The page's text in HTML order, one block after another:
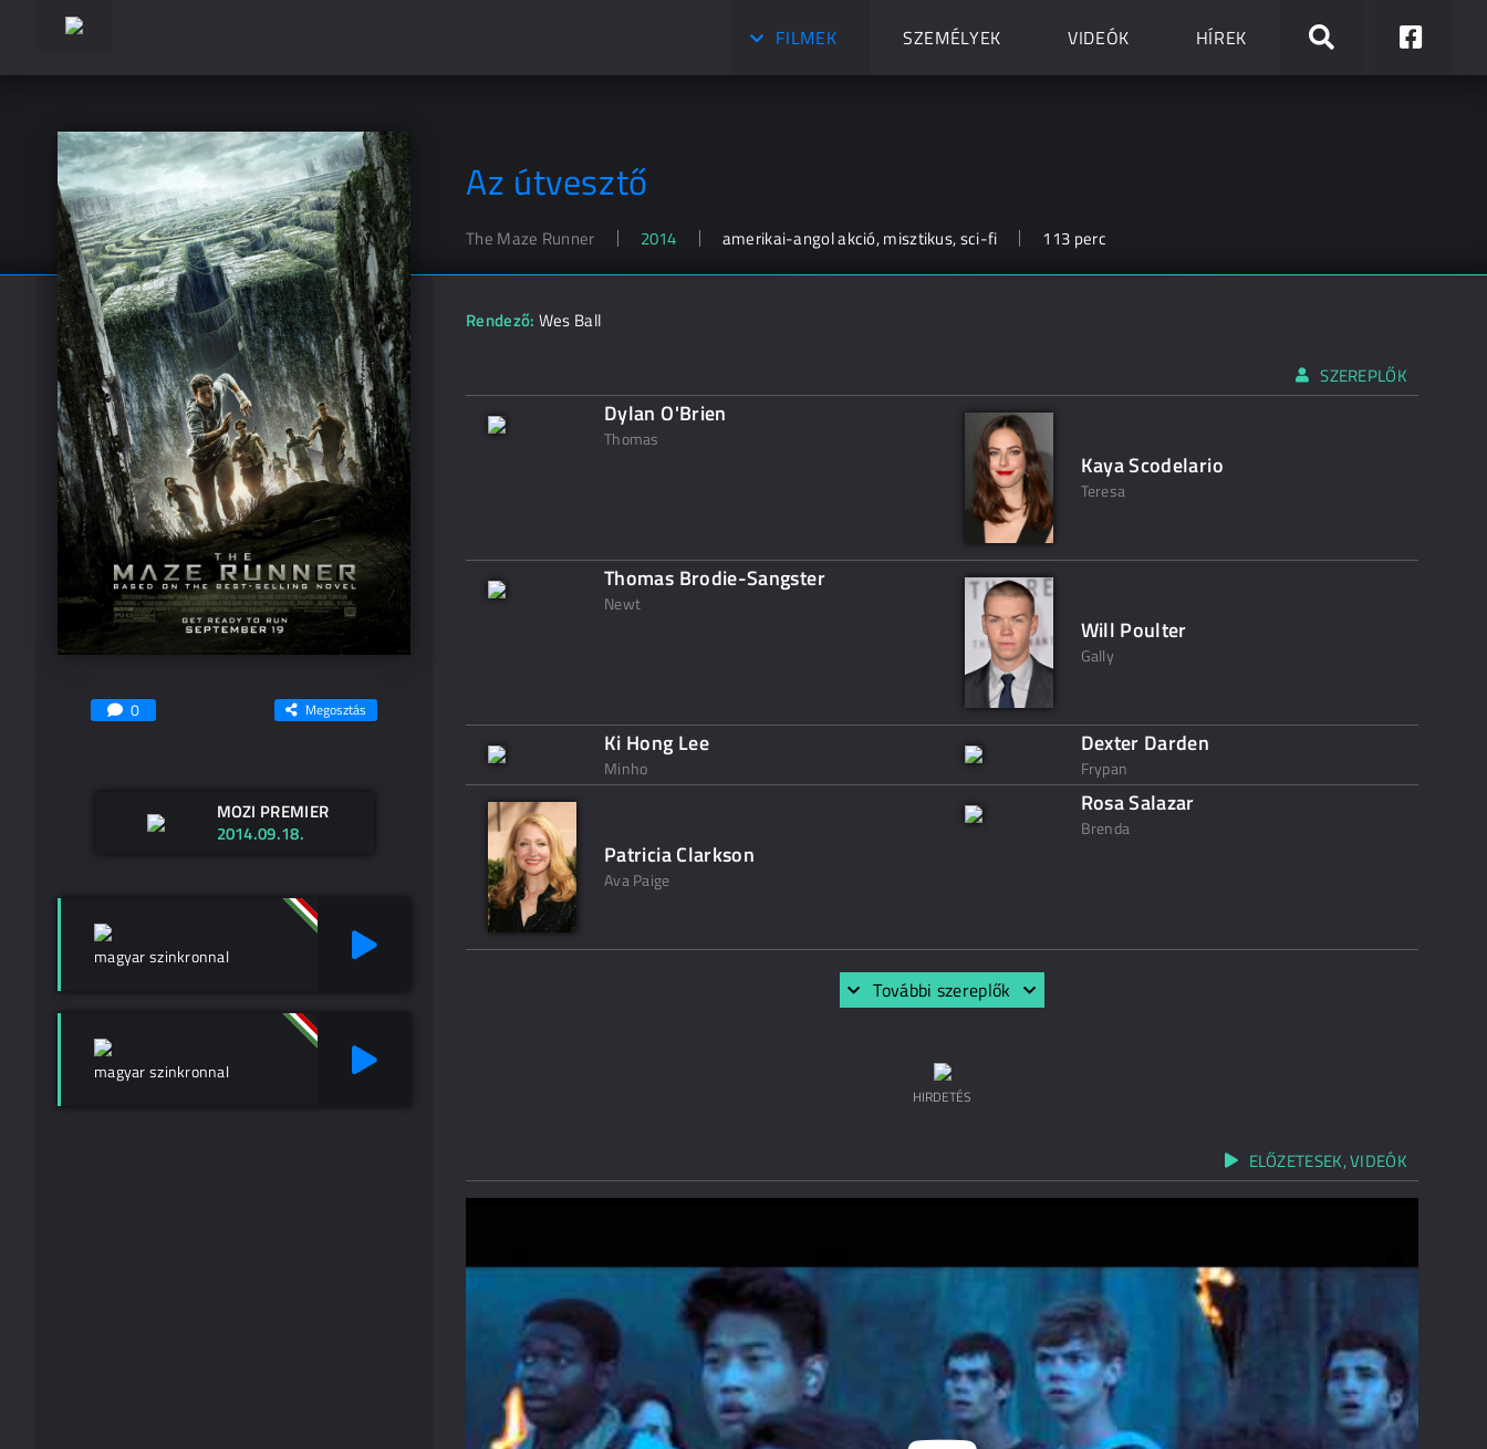
FILMEK SZEMÉLYEK VIDEÓK HÍREK
Az útvesztő
The Maze Runner 2014 amerikai-angol akció, misztikus, sci-fi 113 perc
0 Megosztás
MOZI PREMIER
2014.09.18.
magyar szinkronnal
magyar szinkronnal
Rendező: Wes Ball
SZEREPLŐK
Dylan O'Brien
Thomas
Kaya Scodelario
Teresa
Thomas Brodie-Sangster
Newt
Will Poulter
Gally
Ki Hong Lee
Minho
Dexter Darden
Frypan
Patricia Clarkson
Ava Paige
Rosa Salazar
Brenda
További szereplők
HIRDETÉS
ELŐZETESEK, VIDEÓK